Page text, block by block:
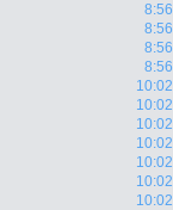
8:56
8:56
8:56
8:56
10:02
10:02
10:02
10:02
10:02
10:02
10:02